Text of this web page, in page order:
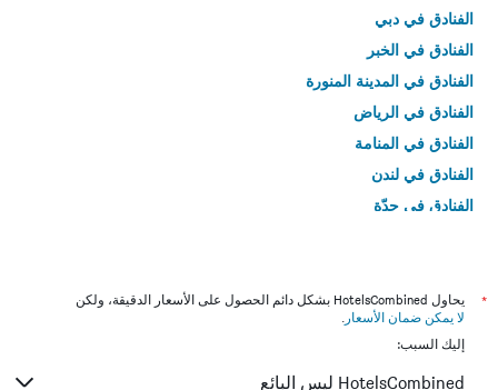
الفنادق في دبي
الفنادق في الخبر
الفنادق في المدينة المنورة
الفنادق في الرياض
الفنادق في المنامة
الفنادق في لندن
الفنادق في جدّة
*
يحاول HotelsCombined بشكل دائم الحصول على الأسعار الدقيقة، ولكن
لا يمكن ضمان الأسعار .
إليك السبب:
HotelsCombined ليس البائع